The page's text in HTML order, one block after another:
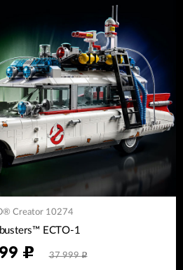
Creator 10274
ECTO-1
37 999